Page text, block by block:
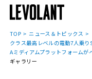
TOP
ニュース＆トピックス
クラス最高レベルの電動7人乗り
Aミディアムプラットフォームが
ギャラリー